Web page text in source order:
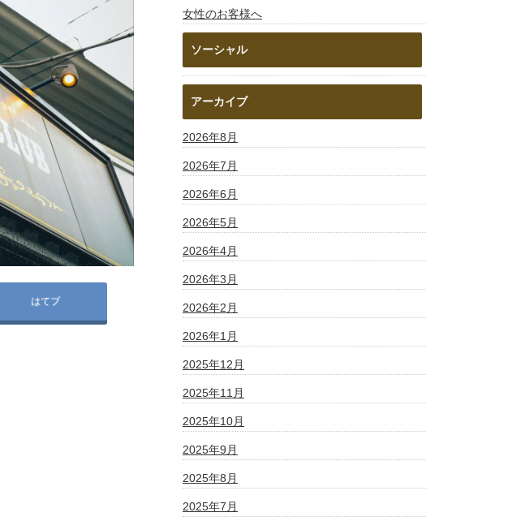
はてブ
女性のお客様へ
ソーシャル
アーカイブ
2026年8月
2026年7月
2026年6月
2026年5月
2026年4月
2026年3月
2026年2月
2026年1月
2025年12月
2025年11月
2025年10月
2025年9月
2025年8月
2025年7月